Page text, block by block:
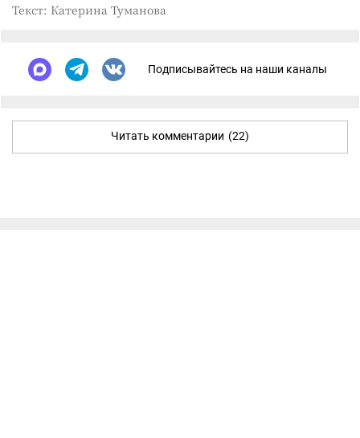
Текст: Катерина Туманова
Подписывайтесь на наши каналы
Читать комментарии (22)